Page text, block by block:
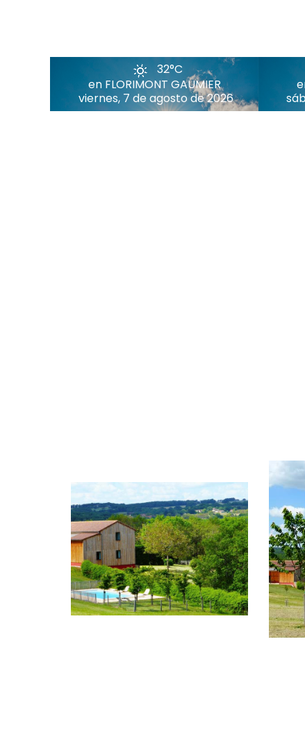
32°C
en FLORIMONT GAUMIER
viernes, 7 de agosto de 2026